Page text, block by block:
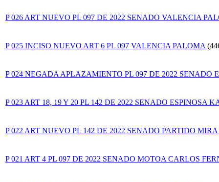
P 026 ART NUEVO PL 097 DE 2022 SENADO VALENCIA
P 025 INCISO NUEVO ART 6 PL 097 VALENCIA PALOMA
P 024 NEGADA APLAZAMIENTO PL 097 DE 2022 SENADO
P 023 ART 18, 19 Y 20 PL 142 DE 2022 SENADO ESPINOSA
P 022 ART NUEVO PL 142 DE 2022 SENADO PARTIDO MIRA
P 021 ART 4 PL 097 DE 2022 SENADO MOTOA CARLOS